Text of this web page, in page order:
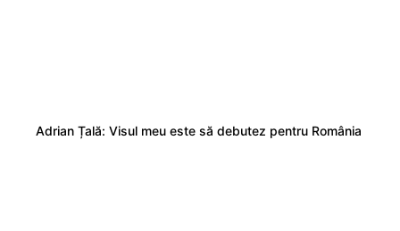
Adrian Țală: Visul meu este să debutez pentru România